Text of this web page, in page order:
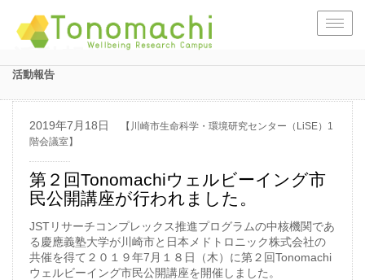
活動報告
活動報告
2019年7月18日
【川崎市生命科学・環境研究センター（LiSE）1
階会議室】
第２回Tonomachiウェルビーイング市
民公開講座が行われました。
JSTリサーチコンプレックス推進プログラムの中核機関であ
る慶應義塾大学が川崎市と日本メドトロニック株式会社の
共催を得て２０１９年7月１８日（木）に第２回Tonomachi
ウェルビーイング市民公開講座を開催しました。